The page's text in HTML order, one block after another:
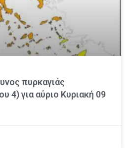
πυρκαγιάς
4) για αύριο Κυριακή 09